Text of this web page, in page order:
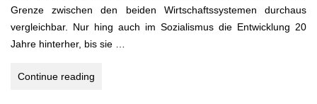
Grenze zwischen den beiden Wirtschaftssystemen durchaus
vergleichbar. Nur hing auch im Sozialismus die Entwicklung 20
Jahre hinterher, bis sie …
Continue reading